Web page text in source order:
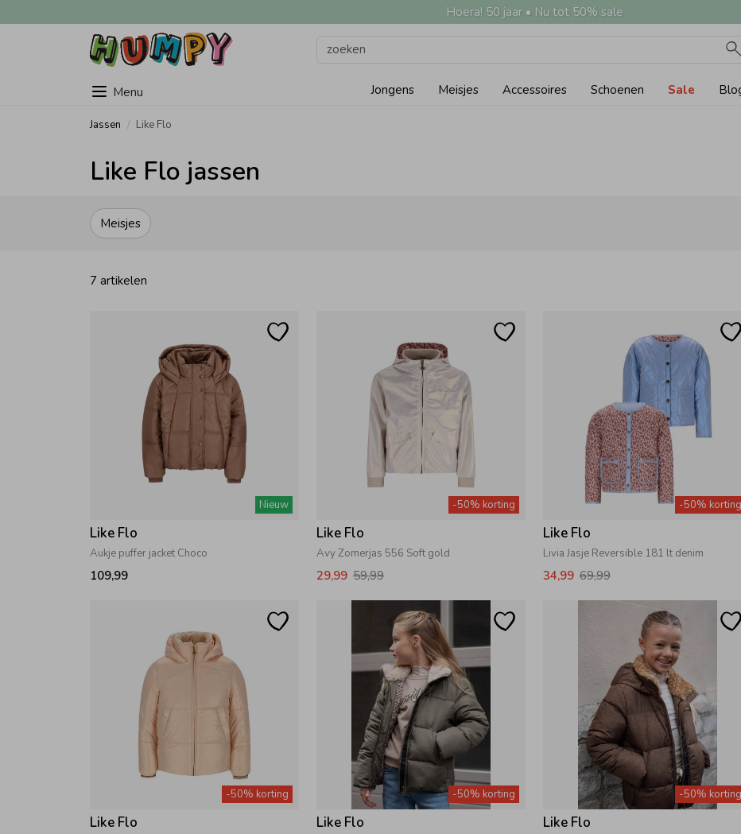
Hoera! 50 jaar • Nu tot 50% sale
Menu Jongens Meisjes Accessoires Schoenen Sale
Jassen Like Flo
Like Flo jassen
Meisjes
7 artikelen
Nieuw
Like Flo
Aukje puffer jacket Choco
109,99
-50% korting
Like Flo
Avy Zomerjas 556 Soft gold
29,99 59,99
-50% korting
Like Flo
Livia Jasje Reversible 181 lt denim
34,99 69,99
-50% korting
Like Flo
-50% korting
Like Flo
-50% korting
Like Flo